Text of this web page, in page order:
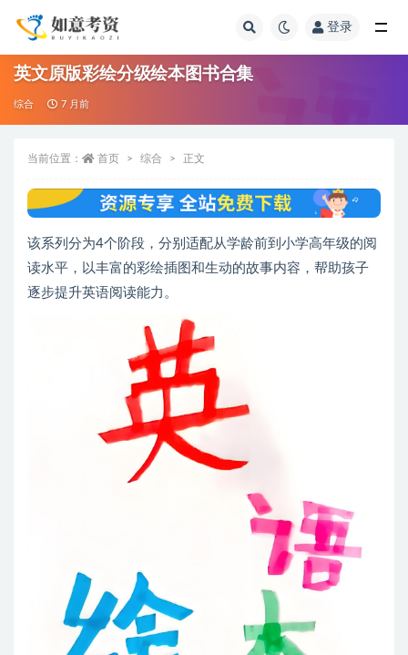
登录
英文原版彩绘分级绘本图书合集
综合 7 月前
当前位置： 首页 综合 正文
该系列分为4个阶段，分别适配从学龄前到小学高年级的阅
读水平，以丰富的彩绘插图和生动的故事内容，帮助孩子
逐步提升英语阅读能力。